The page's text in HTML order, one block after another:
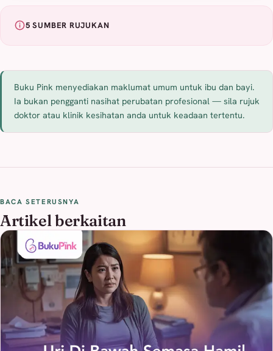
5 SUMBER RUJUKAN
Buku Pink menyediakan maklumat umum untuk ibu dan bayi.
Ia bukan pengganti nasihat perubatan profesional — sila rujuk
doktor atau klinik kesihatan anda untuk keadaan tertentu.
BACA SETERUSNYA
Artikel berkaitan